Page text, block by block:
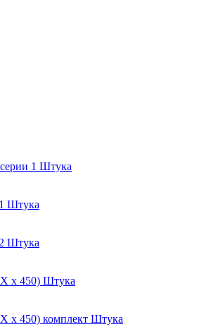
1 Штука
Штука
Штука
х 450) Штука
х 450) комплект Штука